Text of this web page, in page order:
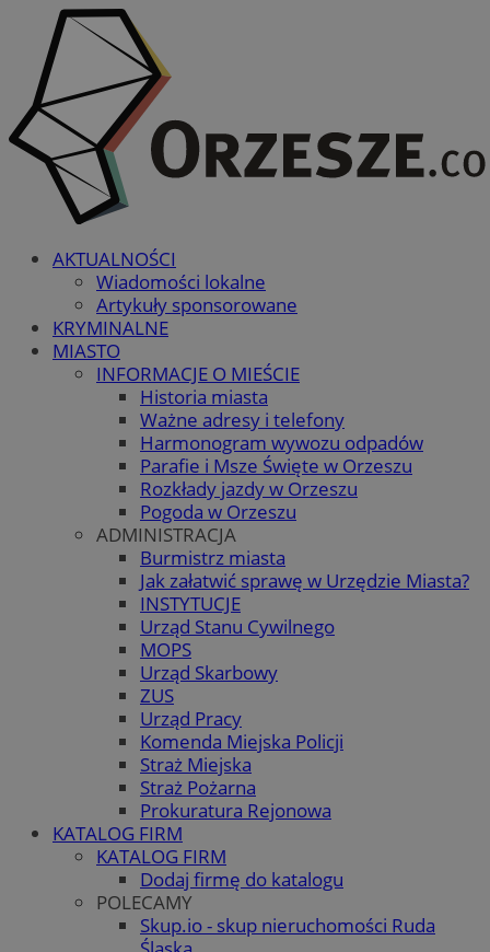
AKTUALNOŚCI
Wiadomości lokalne
Artykuły sponsorowane
KRYMINALNE
MIASTO
INFORMACJE O MIEŚCIE
Historia miasta
Ważne adresy i telefony
Harmonogram wywozu odpadów
Parafie i Msze Święte w Orzeszu
Rozkłady jazdy w Orzeszu
Pogoda w Orzeszu
ADMINISTRACJA
Burmistrz miasta
Jak załatwić sprawę w Urzędzie Miasta?
INSTYTUCJE
Urząd Stanu Cywilnego
MOPS
Urząd Skarbowy
ZUS
Urząd Pracy
Komenda Miejska Policji
Straż Miejska
Straż Pożarna
Prokuratura Rejonowa
KATALOG FIRM
KATALOG FIRM
Dodaj firmę do katalogu
POLECAMY
Skup.io - skup nieruchomości Ruda